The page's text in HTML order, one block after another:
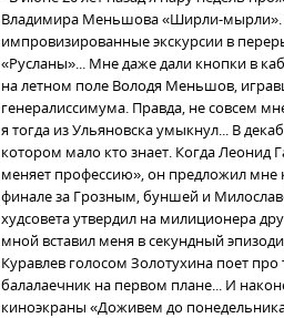
Владимира Меньшова «Ширли-мырли».
импровизированные экскурсии в
«Русланы»... Мне даже дали кнопки в
на летном поле Володя Меньшов,
генералиссимума. Правда, не совсем
я тогда из Ульяновска умыкнул... В
котором мало кто знает. Когда Леонид
меняет профессию», он предложил
финале за Грозным, буншей и
худсовета утвердил на милиционера
мной вставил меня в секундный
Куравлев голосом Золотухина поет про
балалаечник на первом плане... И
киноэкраны «Доживем до